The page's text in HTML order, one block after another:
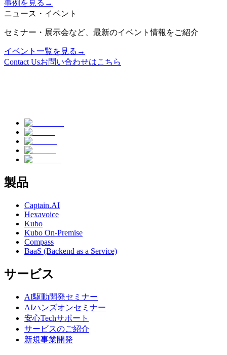
事例を見る →
ニュース・イベント
セミナー・展示会など、最新のイベント情報をご紹介
イベント一覧を見る →
Contact Usお問い合わせはこちら
製品
Captain.AI
Hexavoice
Kubo
Kubo On-Premise
Compass
BaaS (Backend as a Service)
サービス
AI駆動開発セミナー
AIハンズオンセミナー
安心Techサポート
サービスのご紹介
新規事業開発